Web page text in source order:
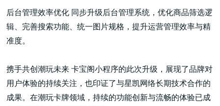
后台管理效率优化 同步升级后台管理系统，优化商品筛选逻
辑、完善搜索功能、统一图片规格，提升运营管理效率与精
准度。
携手共创潮玩未来 卡宝阁小程序的此次升级，展现了品牌对
用户体验的持续关注，也印证了与星凯网络长期技术合作的
成果。在潮玩卡牌领域，持续的功能创新与流畅的体验已成